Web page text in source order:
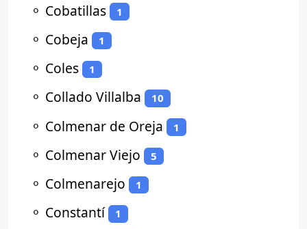
⚬ Cobatillas 1
⚬ Cobeja 1
⚬ Coles 1
⚬ Collado Villalba 10
⚬ Colmenar de Oreja 1
⚬ Colmenar Viejo 5
⚬ Colmenarejo 1
⚬ Constantí 1